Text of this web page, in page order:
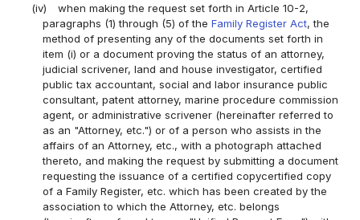
(iv)
when making the request set forth in Article 10-2,
paragraphs (1) through (5) of the Family Register Act, the
method of presenting any of the documents set forth in
item (i) or a document proving the status of an attorney,
judicial scrivener, land and house investigator, certified
public tax accountant, social and labor insurance public
consultant, patent attorney, marine procedure commission
agent, or administrative scrivener (hereinafter referred to
as an "Attorney, etc.") or of a person who assists in the
affairs of an Attorney, etc., with a photograph attached
thereto, and making the request by submitting a document
requesting the issuance of a certified copycertified copy
of a Family Register, etc. which has been created by the
association to which the Attorney, etc. belongs